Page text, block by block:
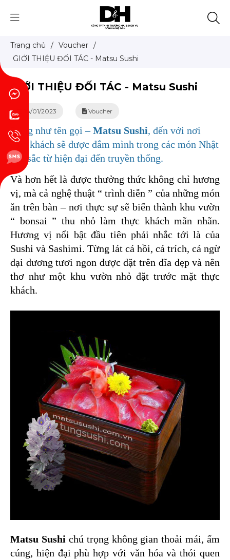
Trang chủ / Voucher /
GIỚI THIỆU ĐỐI TÁC - Matsu Sushi
GIỚI THIỆU ĐỐI TÁC - Matsu Sushi
18/01/2023 Voucher
Đúng như tên gọi –Matsu Sushi, đến với nơi
đây, khách sẽ được đắm mình trong các món Nhật
đặc sắc từ hiện đại đến truyền thống.
Và hơn hết là được thưởng thức không chỉ hương
vị, mà cả nghệ thuật “ trình diễn ” của những món
ăn trên bàn – nơi thực sự sẽ biến thành khu vườn
“ bonsai ” thu nhỏ làm thực khách mãn nhãn.
Hương vị nổi bật đầu tiên phải nhắc tới là của
Sushi và Sashimi. Từng lát cá hồi, cá trích, cá ngừ
đại dương tươi ngon được đặt trên đĩa đẹp và nên
thơ như một khu vườn nhỏ đặt trước mặt thực
khách.
Matsu Sushi chú trọng không gian thoải mái, ấm
cúng, hiện đại phù hợp với văn hóa và thói quen